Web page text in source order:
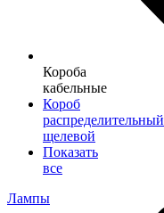
Короба
кабельные
Короб
распределительный
щелевой
Показать
все
Лампы